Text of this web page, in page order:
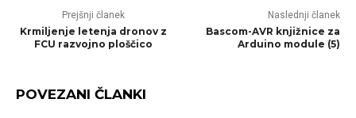
Prejšnji članek
Krmiljenje letenja dronov z
FCU razvojno ploščico
Naslednji članek
Bascom-AVR knjižnice za
Arduino module (5)
POVEZANI ČLANKI